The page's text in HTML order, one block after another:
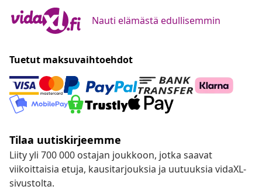
Nauti elämästä edullisemmin
Tuetut maksuvaihtoehdot
Tilaa uutiskirjeemme
Liity yli 700 000 ostajan joukkoon, jotka saavat
viikoittaisia etuja, kausitarjouksia ja uutuuksia vidaXL-
sivustolta.